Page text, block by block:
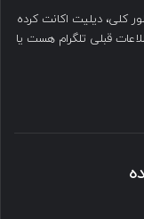
کلی، دیلیت اکانت کرده
قبلی تلگرام هست یا